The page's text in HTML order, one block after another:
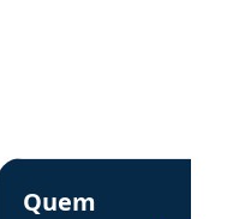
em depoimento
Alessandra
Quem